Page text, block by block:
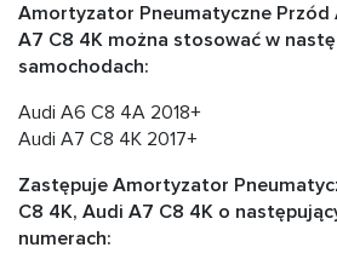
Amortyzator Pneumatyczne Przód
А7 C8 4K można stosować w
samochodach:
Audi A6 C8 4A 2018+
Audi A7 C8 4K 2017+
Zastępuje Amortyzator
C8 4K, Audi А7 C8 4K o
numerach: